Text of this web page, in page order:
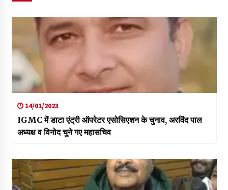
14/01/2023
IGMC में डाटा एंट्री ऑपरेटर एसोसिएशन के चुनाव, अरविंद पाल
अध्यक्ष व विनोद चुने गए महासचिव